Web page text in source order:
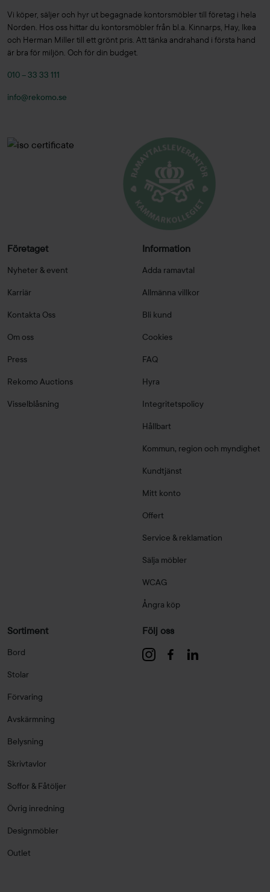
Vi köper, säljer och hyr ut begagnade kontorsmöbler till företag i hela
Norden. Hos oss hittar du kontorsmöbler från bl.a. Kinnarps, Hay, Ikea
och Herman Miller till ett grönt pris. Att tänka andrahand i första hand
är bra för miljön. Och för din budget.
010 – 33 33 111
info@rekomo.se
Företaget
Nyheter & event
Karriär
Kontakta Oss
Om oss
Press
Rekomo Auctions
Visselblåsning
Information
Adda ramavtal
Allmänna villkor
Bli kund
Cookies
FAQ
Hyra
Integritetspolicy
Hållbart
Kommun, region och myndighet
Kundtjänst
Mitt konto
Offert
Service & reklamation
Sälja möbler
WCAG
Ångra köp
Sortiment
Bord
Stolar
Förvaring
Avskärmning
Belysning
Skrivtavlor
Soffor & Fåtöljer
Övrig inredning
Designmöbler
Outlet
Följ oss